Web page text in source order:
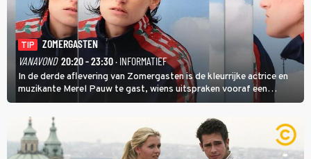
TIP
ZOMERGASTEN
VANAVOND 20:20 - 23:30· INFORMATIEF
In de derde aflevering van Zomergasten is de kleurrijke actrice en
muzikante Merel Pauw te gast, wiens uitspraken vooraf een
boeiende avond beloven: 'Mijn ideale televisieavond is zoals mijn
identiteit: grenzeloos, absurd en vol angsten'.